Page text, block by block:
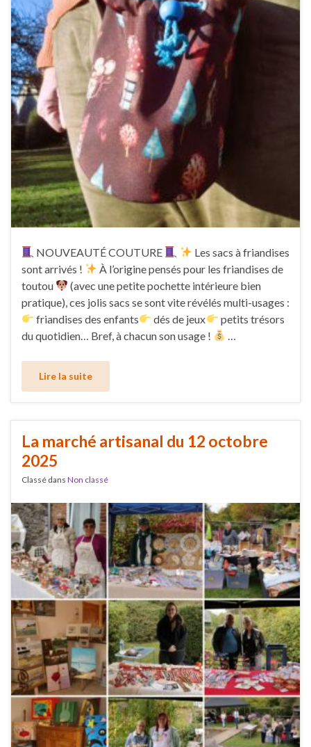
NOUVEAUTÉ COUTURE
Les sacs à friandises
sont arrivés !
À l’origine pensés pour les friandises de
toutou
(avec une petite pochette intérieure bien
pratique), ces jolis sacs se sont vite révélés multi-usages :
friandises des enfants
dés de jeux
petits trésors
du quotidien… Bref, à chacun son usage !
…
Lire la suite
La marché artisanal du 12 octobre
2025
Classé dans Non classé